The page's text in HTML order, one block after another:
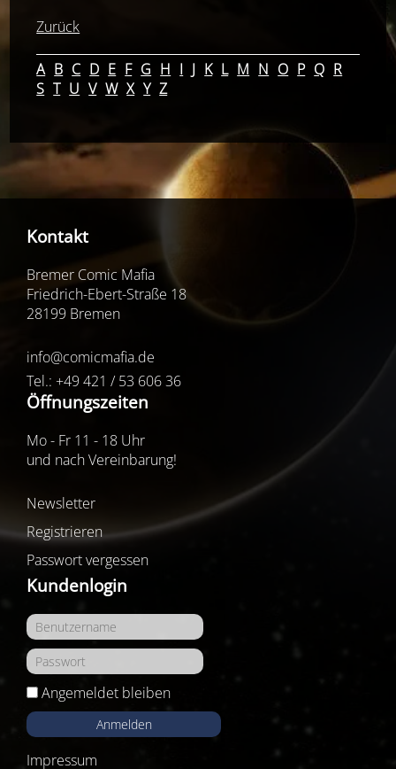
Zurück
A B C D E F G H I J K L M N O P Q R
S T U V W X Y Z
Kontakt
Bremer Comic Mafia
Friedrich-Ebert-Straße 18
28199 Bremen
info@comicmafia.de
Tel.: +49 421 / 53 606 36
Öffnungszeiten
Mo - Fr 11 - 18 Uhr
und nach Vereinbarung!
Newsletter
Registrieren
Passwort vergessen
Kundenlogin
Angemeldet bleiben
Anmelden
Impressum